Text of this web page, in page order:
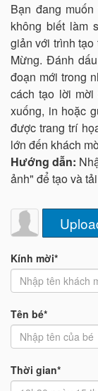
Bạn đang
không biết làm
giản với trình
Mừng. Đánh
đoạn mới trong
cách tạo lời
xuống, in hoặc
được trang trí
lớn đến khách
Hướng dẫn:
ảnh" để tạo và
Kính mời*
Tên bé*
Thời gian*